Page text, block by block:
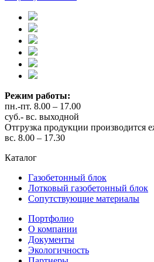
Режим работы:
пн.-пт. 8.00 – 17.00
суб.- вс. выходной
Отгрузка продукции производится
вс. 8.00 – 17.30
Каталог
Газобетонный блок
Лотковый газобетонный блок
Сопутствующие материалы
Портфолио
О компании
Документы
Экологичность